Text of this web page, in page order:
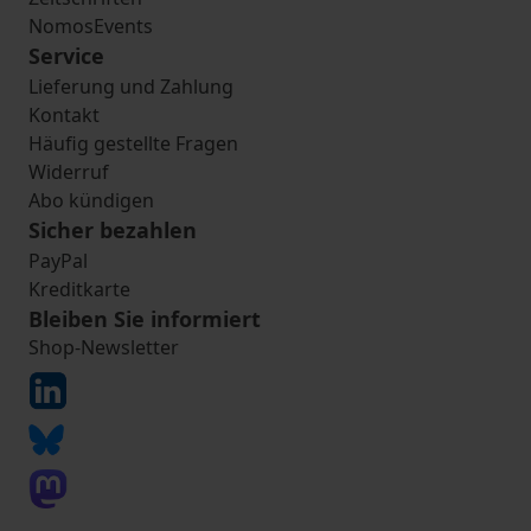
NomosEvents
Service
Lieferung und Zahlung
Kontakt
Häufig gestellte Fragen
Widerruf
Abo kündigen
Sicher bezahlen
PayPal
Kreditkarte
Bleiben Sie informiert
Shop-Newsletter